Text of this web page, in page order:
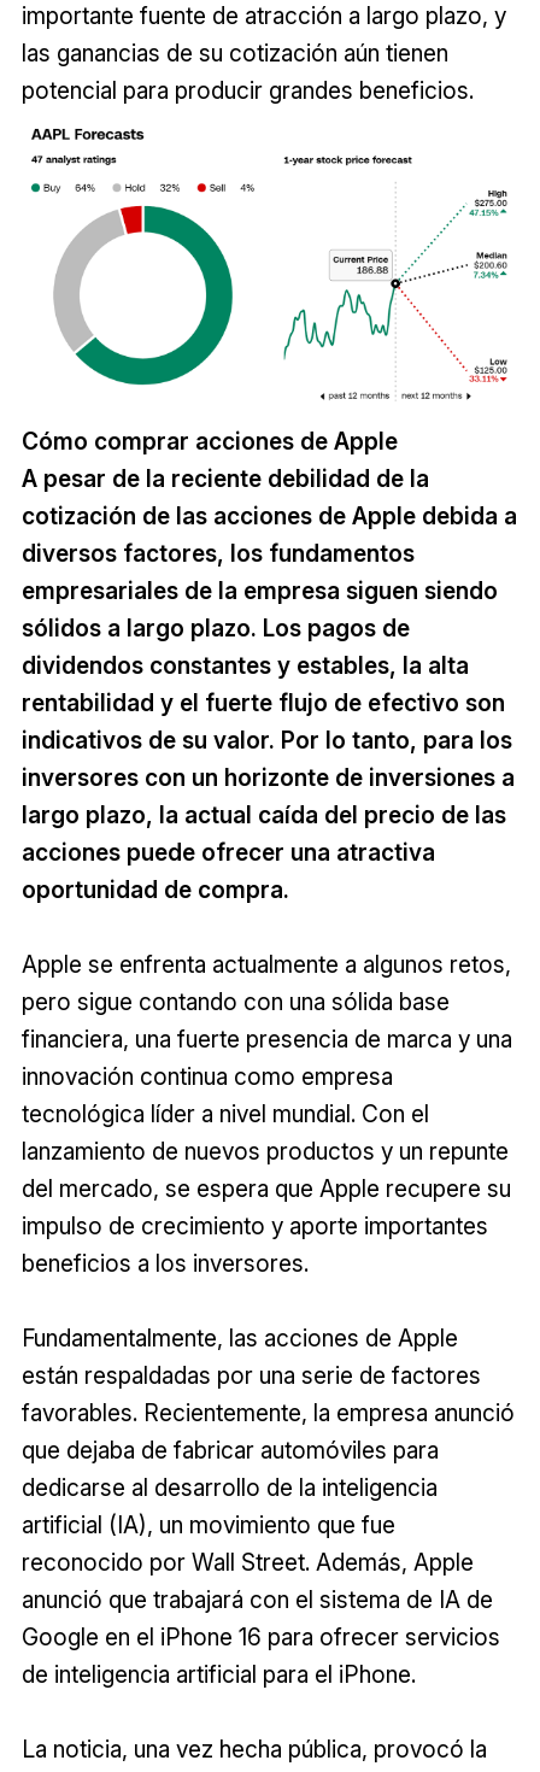
importante fuente de atracción a largo plazo, y
las ganancias de su cotización aún tienen
potencial para producir grandes beneficios.
Cómo comprar acciones de Apple
A pesar de la reciente debilidad de la
cotización de las acciones de Apple debida a
diversos factores, los fundamentos
empresariales de la empresa siguen siendo
sólidos a largo plazo. Los pagos de
dividendos constantes y estables, la alta
rentabilidad y el fuerte flujo de efectivo son
indicativos de su valor. Por lo tanto, para los
inversores con un horizonte de inversiones a
largo plazo, la actual caída del precio de las
acciones puede ofrecer una atractiva
oportunidad de compra.
Apple se enfrenta actualmente a algunos retos,
pero sigue contando con una sólida base
financiera, una fuerte presencia de marca y una
innovación continua como empresa
tecnológica líder a nivel mundial. Con el
lanzamiento de nuevos productos y un repunte
del mercado, se espera que Apple recupere su
impulso de crecimiento y aporte importantes
beneficios a los inversores.
Fundamentalmente, las acciones de Apple
están respaldadas por una serie de factores
favorables. Recientemente, la empresa anunció
que dejaba de fabricar automóviles para
dedicarse al desarrollo de la inteligencia
artificial (IA), un movimiento que fue
reconocido por Wall Street. Además, Apple
anunció que trabajará con el sistema de IA de
Google en el iPhone 16 para ofrecer servicios
de inteligencia artificial para el iPhone.
La noticia, una vez hecha pública, provocó la